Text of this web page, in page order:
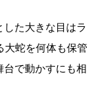
た大きな目はラ
大蛇を何体も保管
台で動かすにも相